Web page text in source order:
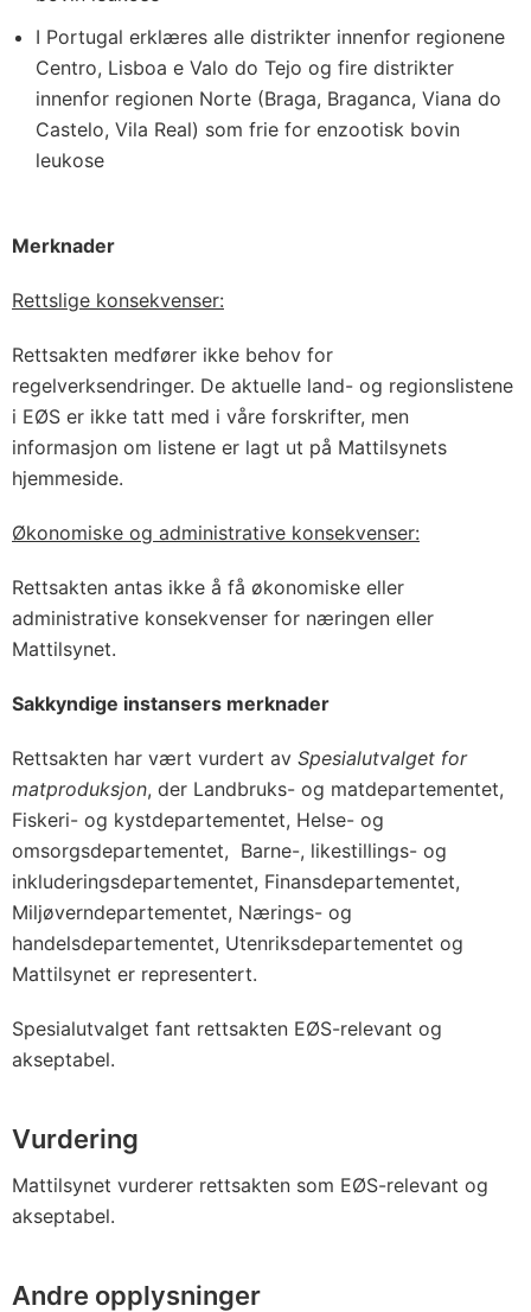
I Portugal erklæres alle distrikter innenfor regionene
Centro, Lisboa e Valo do Tejo og fire distrikter
innenfor regionen Norte (Braga, Braganca, Viana do
Castelo, Vila Real) som frie for enzootisk bovin
leukose
Merknader
Rettslige konsekvenser:
Rettsakten medfører ikke behov for
regelverksendringer. De aktuelle land- og regionslistene
i EØS er ikke tatt med i våre forskrifter, men
informasjon om listene er lagt ut på Mattilsynets
hjemmeside.
Økonomiske og administrative konsekvenser:
Rettsakten antas ikke å få økonomiske eller
administrative konsekvenser for næringen eller
Mattilsynet.
Sakkyndige instansers merknader
Rettsakten har vært vurdert av Spesialutvalget for
matproduksjon, der Landbruks- og matdepartementet,
Fiskeri- og kystdepartementet, Helse- og
omsorgsdepartementet, Barne-, likestillings- og
inkluderingsdepartementet, Finansdepartementet,
Miljøverndepartementet, Nærings- og
handelsdepartementet, Utenriksdepartementet og
Mattilsynet er representert.
Spesialutvalget fant rettsakten EØS-relevant og
akseptabel.
Vurdering
Mattilsynet vurderer rettsakten som EØS-relevant og
akseptabel.
Andre opplysninger